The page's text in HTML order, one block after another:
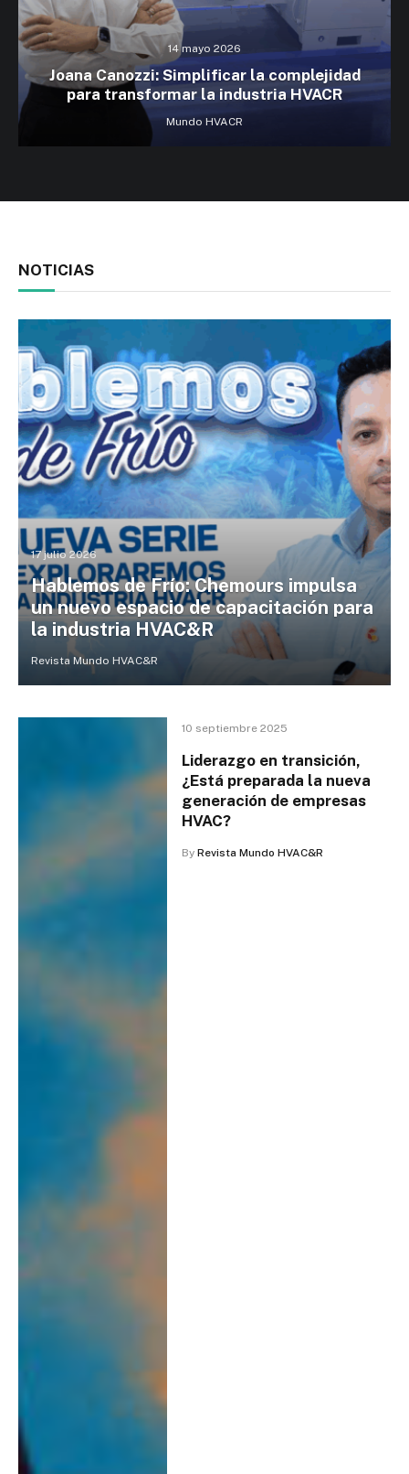
14 mayo 2026
Joana Canozzi: Simplificar la complejidad
para transformar la industria HVACR
Mundo HVACR
NOTICIAS
17 julio 2026
Hablemos de Frío: Chemours impulsa
un nuevo espacio de capacitación para
la industria HVAC&R
Revista Mundo HVAC&R
10 septiembre 2025
Liderazgo en transición,
¿Está preparada la nueva
generación de empresas
HVAC?
By Revista Mundo HVAC&R